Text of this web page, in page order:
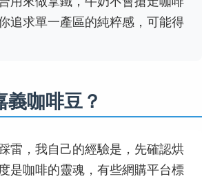
追求單一產區的純粹感，可能得
咖啡豆？
雷，我自己的經驗是，先確認烘
是咖啡的靈魂，有些網購平台標